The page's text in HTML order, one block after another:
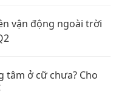
vận động ngoài trời
tâm ở cữ chưa? Cho